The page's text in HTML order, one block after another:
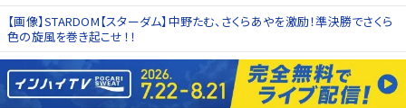
【画像】STARDOM【スターダム】中野たむ、さくらあやを激励！準決勝でさくら
色の旋風を巻き起こせ！！